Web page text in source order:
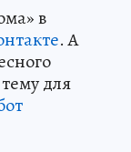
в
. А
для